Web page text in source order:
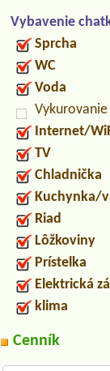
Vybavenie
Sprcha
WC
Voda
Vykurovanie
Internet/
TV
Chladnička
Kuchynka/
Riad
Lôžkoviny
Prístelka
Elektrická
klima
Cenník